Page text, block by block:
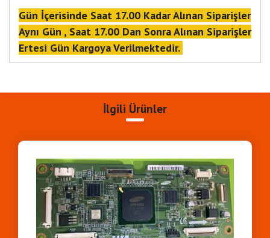
Gün İçerisinde Saat 17.00 Kadar Alınan Siparişler
Aynı Gün , Saat 17.00 Dan Sonra Alınan Siparişler
Ertesi Gün Kargoya Verilmektedir.
Size Gönderilen Kargo Takip No İle Ürünü Takip
20.05.26
İŞ KUTU 2
İlgili Ürünler